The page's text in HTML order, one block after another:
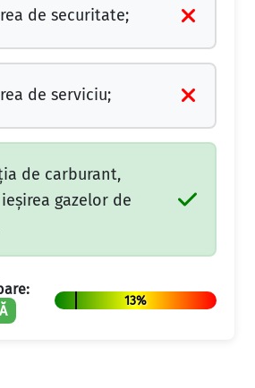
de securitate;
de serviciu;
de carburant,
gazelor de
13%